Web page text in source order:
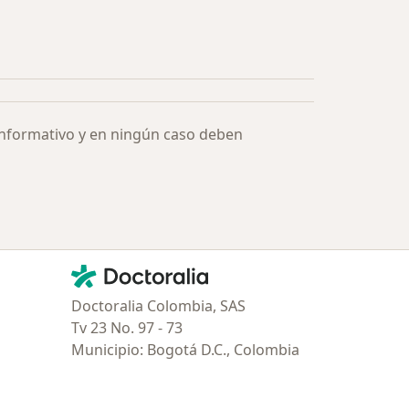
y en ningún caso deben
Contacto
Doctoralia - Página de inicio
Doctoralia Colombia, SAS
Tv 23 No. 97 - 73
Municipio: Bogotá D.C., Colombia